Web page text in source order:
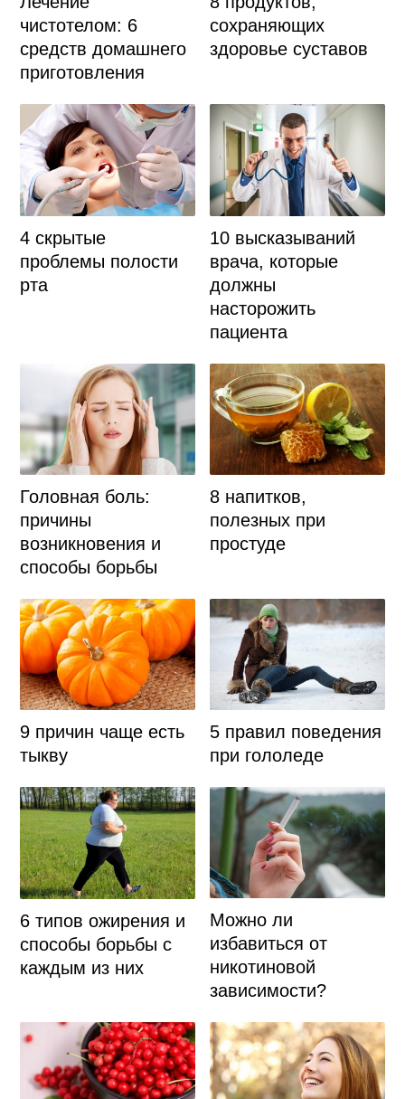
чистотелом: 6
средств домашнего
приготовления
сохраняющих
здоровье суставов
4 скрытые
проблемы полости
рта
10 высказываний
врача, которые
должны
насторожить
пациента
Головная боль:
причины
возникновения и
способы борьбы
8 напитков,
полезных при
простуде
9 причин чаще есть
тыкву
5 правил поведения
при гололеде
6 типов ожирения и
способы борьбы с
каждым из них
Можно ли
избавиться от
никотиновой
зависимости?